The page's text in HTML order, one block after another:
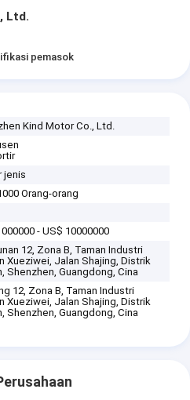
Ltd.
pemasok
Kind Motor Co., Ltd.
jenis
Orang-orang
- US$ 10000000
12, Zona B, Taman Industri
Xueziwei, Jalan Shajing, Distrik
Shenzhen, Guangdong, Cina
12, Zona B, Taman Industri
Xueziwei, Jalan Shajing, Distrik
Shenzhen, Guangdong, Cina